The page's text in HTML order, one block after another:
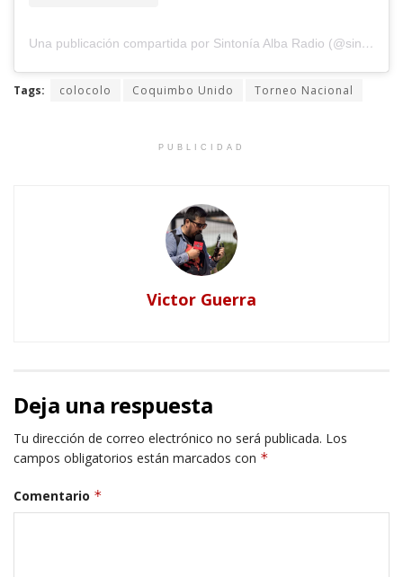
Una publicación compartida por Sintonía Alba Radio (@sintoniaalbaradio)
Tags: colocolo Coquimbo Unido Torneo Nacional
PUBLICIDAD
Victor Guerra
Deja una respuesta
Tu dirección de correo electrónico no será publicada. Los
campos obligatorios están marcados con *
Comentario *